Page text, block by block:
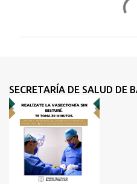
t
r
o
SECRETARÍA DE SALUD DE